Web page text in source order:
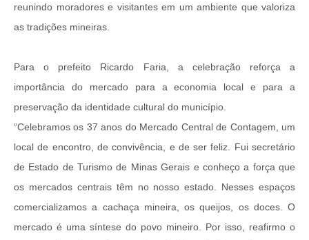
reunindo moradores e visitantes em um ambiente que valoriza
as tradições mineiras.
Para o prefeito Ricardo Faria, a celebração reforça a
importância do mercado para a economia local e para a
preservação da identidade cultural do município.
“Celebramos os 37 anos do Mercado Central de Contagem, um
local de encontro, de convivência, e de ser feliz. Fui secretário
de Estado de Turismo de Minas Gerais e conheço a força que
os mercados centrais têm no nosso estado. Nesses espaços
comercializamos a cachaça mineira, os queijos, os doces. O
mercado é uma síntese do povo mineiro. Por isso, reafirmo o